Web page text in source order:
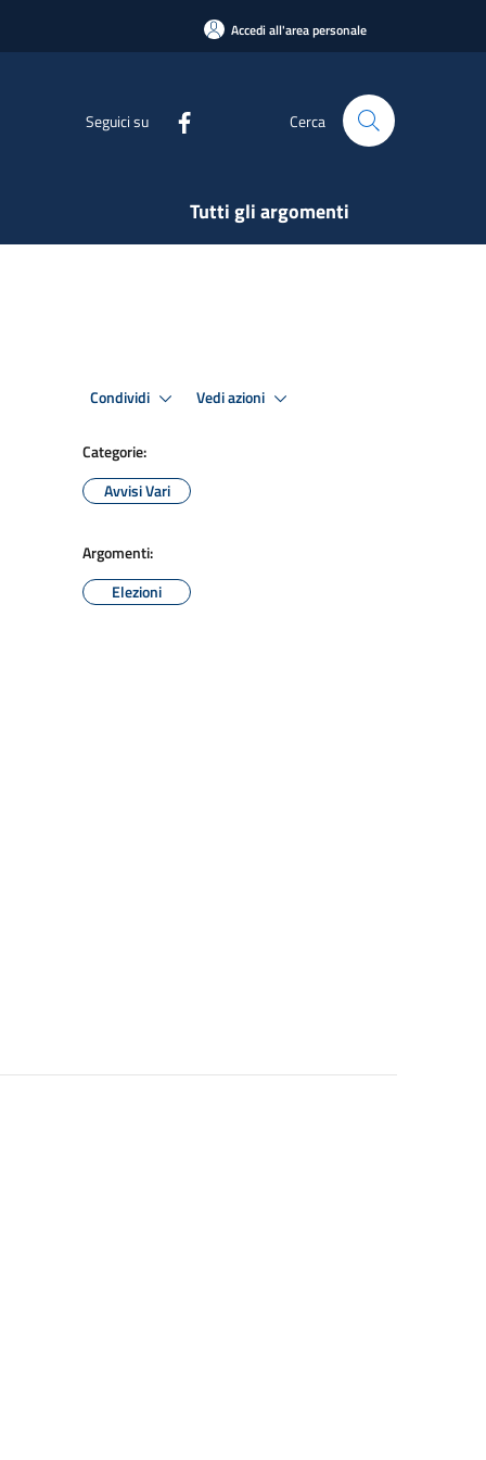
Accedi all'area personale
Seguici su Cerca
Tutti gli argomenti
Condividi Vedi azioni
Categorie:
Avvisi Vari
Argomenti:
Elezioni